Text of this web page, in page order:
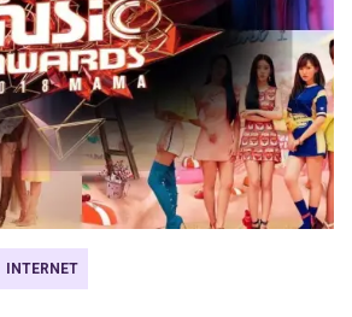
INTERNET